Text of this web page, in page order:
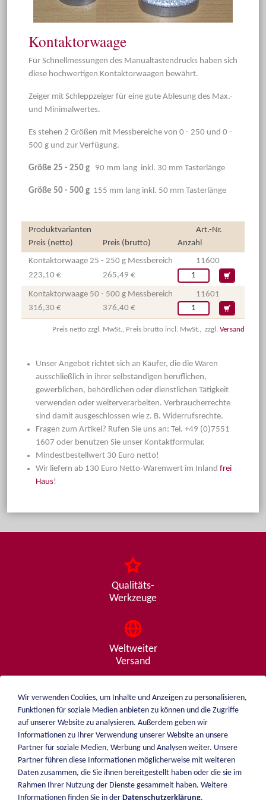
Kontaktorwaage
Für Schnellmessungen des Manualtastendrucks haben sich
diese hochwertigen Kontaktorwaagen bewährt.
Zeiger mit Schleppzeiger für eine gute Ablesung des Max.-
und Minimalwertes.
Es stehen 2 Größen mit Messbereiche von 0 - 250 und 0 -
500 g und zur Verfügung.
Größe 25 - 250 g 90 mm lang inkl. 30 mm Tasterlänge
Größe 50 - 500 g 155 mm lang inkl. 50 mm Tasterlänge
Produktvarianten
Art.-Nr.
Preis (netto)
Preis (brutto) Anzahl
Kontaktorwaage 25 - 250 g Messbereich
11600
223,10 €
265,49 €
Kontaktorwaage 50 - 500 g Messbereich
11601
316,30 €
376,40 €
Preis netto zzgl. MwSt., Preis brutto incl. MwSt., zzgl. Versand
Unser Angebot richtet sich an Käufer, die die Waren
ausschließlich in ihrer selbständigen beruflichen,
gewerblichen, behördlichen oder dienstlichen Tätigkeit
verwenden oder weiterverarbeiten. Verbraucherrechte
sind damit ausgeschlossen wie z. B. Widerrufsrechte.
Fragen zum Artikel? Rufen Sie uns an: Tel. +49 (0)7551
1607 oder benutzen Sie unser Kontaktformular.
Mindestbestellwert 30 Euro netto!
Wir liefern ab 130 Euro Netto-Warenwert im Inland frei
Haus!
Qualitäts-
Werkzeuge
Weltweiter
Versand
Beratung
von A - Z
weiblen.
Über mich
Wir verwenden Cookies, um Inhalte und Anzeigen zu personalisieren,
Funktionen für soziale Medien anbieten zu können und die Zugriffe
auf unserer Website zu analysieren. Außerdem geben wir
Informationen zu Ihrer Verwendung unserer Website an unsere
Partner für soziale Medien, Werbung und Analysen weiter. Unsere
Partner führen diese Informationen möglicherweise mit weiteren
Daten zusammen, die Sie ihnen bereitgestellt haben oder die sie im
Rahmen Ihrer Nutzung der Dienste gesammelt haben. Weitere
Informationen finden Sie in der Datenschutzerklärung.